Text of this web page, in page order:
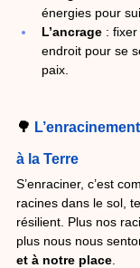
énergies pour
L’ancrage :
endroit pour se
paix.
🌳
à la Terre
S’enraciner, c’est
racines dans le sol,
résilient. Plus nos
plus nous nous
et à notre place